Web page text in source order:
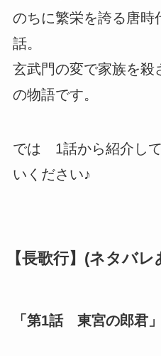
のちに繁栄を誇る唐時
話。
玄武門の変で家族を殺
の物語です。
では 1話から紹介し
いください♪
【長歌行】(ネタバレ
「第1話 東宮の郎君」